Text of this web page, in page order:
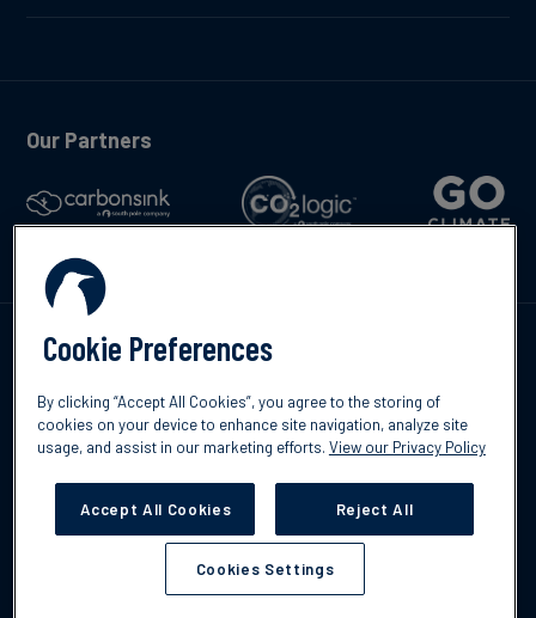
Our Partners
©2026 South Pole Política de protección de datos
Descargo de
responsabilidad
Cookies Settings
Contáctenos
Cookie Preferences
By clicking “Accept All Cookies”, you agree to the storing of
cookies on your device to enhance site navigation, analyze site
usage, and assist in our marketing efforts. View our Privacy Policy
Accept All Cookies Reject All
Cookies Settings